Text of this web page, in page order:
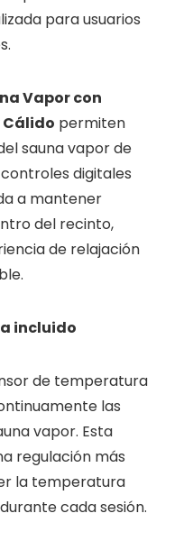
para usuarios
Vapor con
Cálido permiten
sauna vapor de
digitales
a mantener
del recinto,
de relajación
incluido
de temperatura
las
vapor. Esta
regulación más
la temperatura
cada sesión.